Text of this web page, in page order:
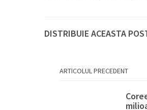
DISTRIBUIE ACEASTA
ARTICOLUL PRECEDENT